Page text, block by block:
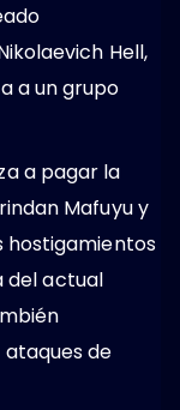
Hell,
a un grupo
a pagar la
Mafuyu y
hostigamientos
del actual
de